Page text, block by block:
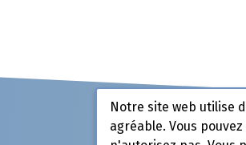
Notre site web utilise
agréable. Vous